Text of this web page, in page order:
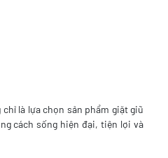
là lựa chọn sản phẩm giặt giũ
cách sống hiện đại, tiện lợi và